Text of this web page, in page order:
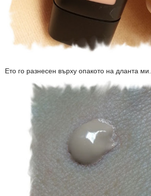
Ето го разнесен върху опакото на дланта ми.